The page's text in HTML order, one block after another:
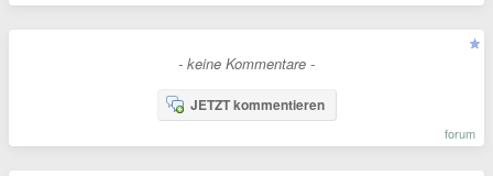
- keine Kommentare -
JETZT kommentieren
forum